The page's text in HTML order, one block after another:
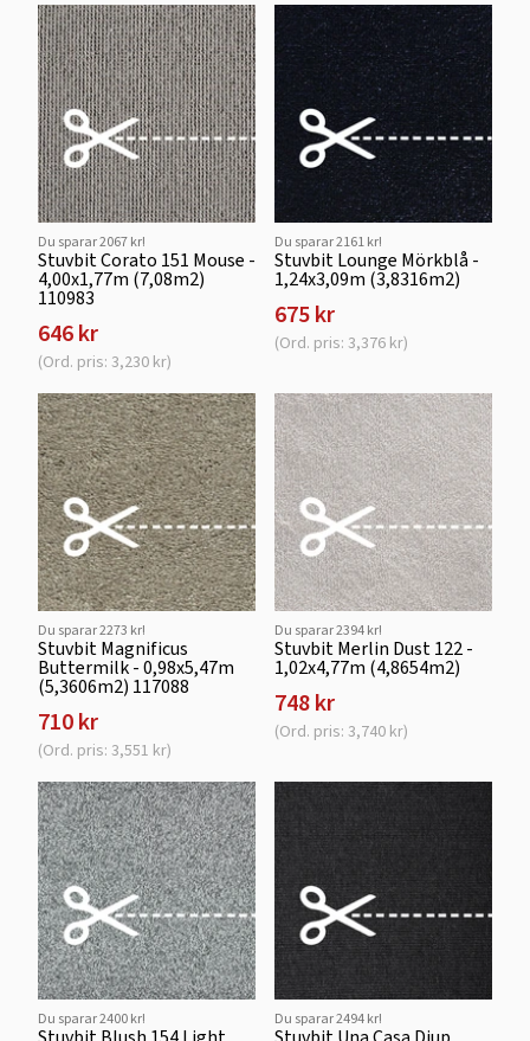
Du sparar 2067 kr!
Stuvbit Corato 151 Mouse -
4,00x1,77m (7,08m2)
110983
646 kr
(Ord. pris: 3,230 kr)
Du sparar 2161 kr!
Stuvbit Lounge Mörkblå -
1,24x3,09m (3,8316m2)
675 kr
(Ord. pris: 3,376 kr)
Du sparar 2273 kr!
Stuvbit Magnificus
Buttermilk - 0,98x5,47m
(5,3606m2) 117088
710 kr
(Ord. pris: 3,551 kr)
Du sparar 2394 kr!
Stuvbit Merlin Dust 122 -
1,02x4,77m (4,8654m2)
748 kr
(Ord. pris: 3,740 kr)
Du sparar 2400 kr! Du sparar 2494 kr!